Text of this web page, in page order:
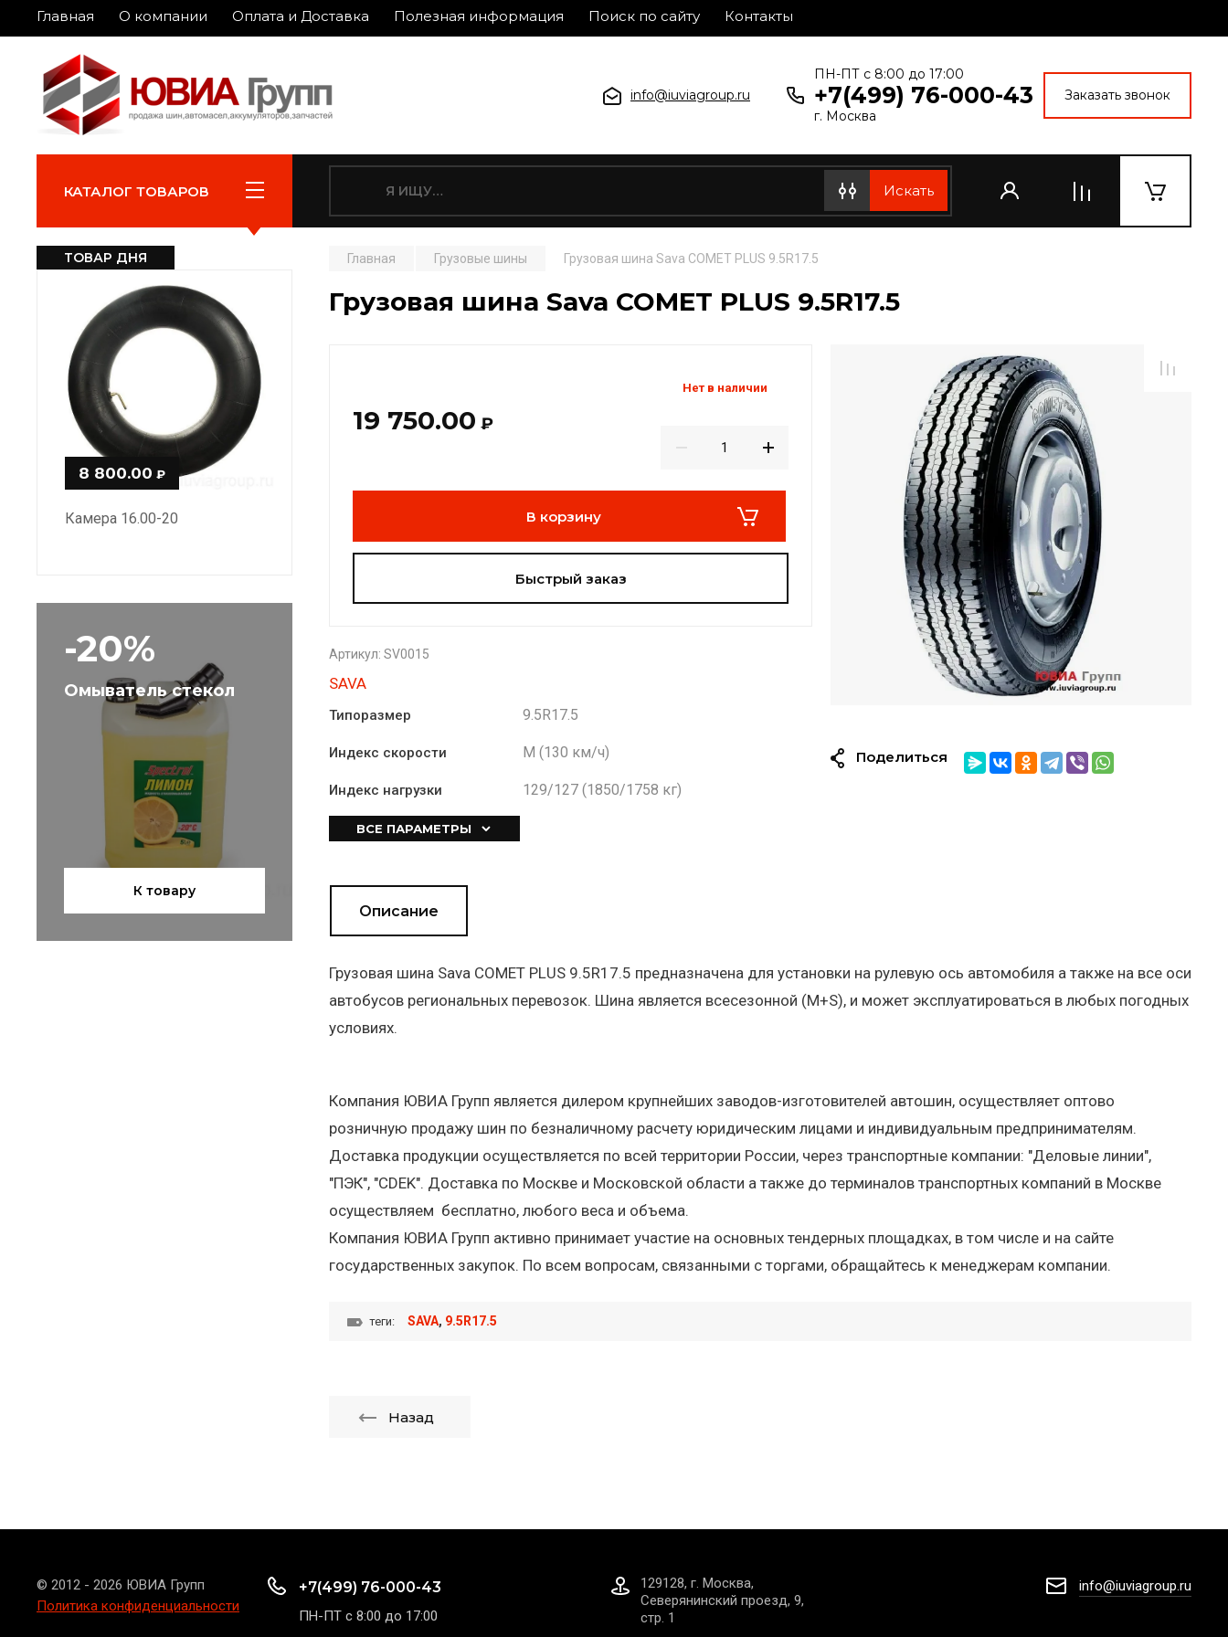
Главная О компании Оплата и Доставка Полезная информация Поиск по сайту Контакты
info@iuviagroup.ru
ПН-ПТ с 8:00 до 17:00
+7(499) 76-000-43
г. Москва
Заказать звонок
КАТАЛОГ ТОВАРОВ
ТОВАР ДНЯ
8 800.00 ₽
Камера 16.00-20
-20%
Омыватель стекол
К товару
Главная Грузовые шины Грузовая шина Sava COMET PLUS 9.5R17.5
Грузовая шина Sava COMET PLUS 9.5R17.5
19 750.00 ₽
Нет в наличии
В корзину
Быстрый заказ
Артикул: SV0015
SAVA
Типоразмер 9.5R17.5
Индекс скорости M (130 км/ч)
Индекс нагрузки 129/127 (1850/1758 кг)
ВСЕ ПАРАМЕТРЫ
Поделиться
Описание
Грузовая шина Sava COMET PLUS 9.5R17.5 предназначена для установки на рулевую ось автомобиля а также на все оси
автобусов региональных перевозок. Шина является всесезонной (M+S), и может эксплуатироваться в любых погодных
условиях.
Компания ЮВИА Групп является дилером крупнейших заводов-изготовителей автошин, осуществляет оптово
розничную продажу шин по безналичному расчету юридическим лицами и индивидуальным предпринимателям.
Доставка продукции осуществляется по всей территории России, через транспортные компании: "Деловые линии",
"ПЭК", "CDEK". Доставка по Москве и Московской области а также до терминалов транспортных компаний в Москве
осуществляем бесплатно, любого веса и объема.
Компания ЮВИА Групп активно принимает участие на основных тендерных площадках, в том числе и на сайте
государственных закупок. По всем вопросам, связанными с торгами, обращайтесь к менеджерам компании.
теги: SAVA, 9.5R17.5
Назад
© 2012 - 2026 ЮВИА Групп
Политика конфиденциальности
+7(499) 76-000-43
ПН-ПТ с 8:00 до 17:00
129128, г. Москва,
Северянинский проезд, 9,
стр. 1
info@iuviagroup.ru